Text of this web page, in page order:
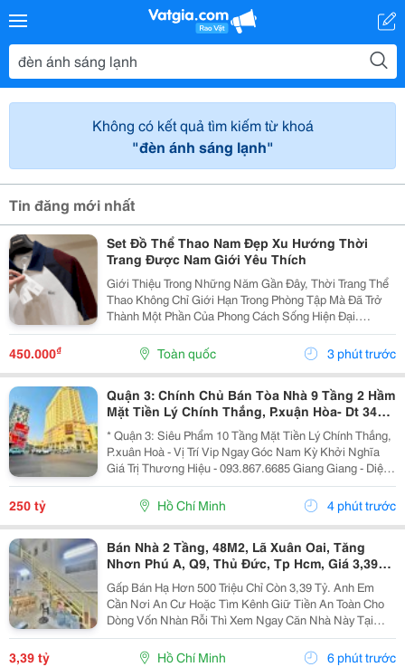
Không có kết quả tìm kiếm từ khoá
"đèn ánh sáng lạnh"
Tin đăng mới nhất
Set Đồ Thể Thao Nam Đẹp Xu Hướng Thời
Trang Được Nam Giới Yêu Thích
Giới Thiệu Trong Những Năm Gần Đây, Thời Trang Thể
Thao Không Chỉ Giới Hạn Trong Phòng Tập Mà Đã Trở
Thành Một Phần Của Phong Cách Sống Hiện Đại.
Những Mẫu Set Đồ Thể Thao Nam Đẹp Được Nhiều
Nam Giới Lựa Chọn Bởi Sự Kết Hợp Hài Hòa Giữa Tính
Thẩm...
450.000₫ Toàn quốc 3 phút trước
Quận 3: Chính Chủ Bán Tòa Nhà 9 Tầng 2 Hầm
Mặt Tiền Lý Chính Thắng, P.xuận Hòa- Dt 34M2
Ngang 9,3M*47M- Đang Khai Thác Vp Cty- Vị
Trí Siêu
* Quận 3: Siêu Phẩm 10 Tầng Mặt Tiền Lý Chính Thắng,
P.xuân Hoà - Vị Trí Vip Ngay Góc Nam Kỳ Khởi Nghĩa
Giá Trị Thương Hiệu - 093.867.6685 Giang Giang - Diện
Tích: 333,3M2 - Ngang 4,1M Nở Hậu 9,3M * 47M. - Kết
Cấu: 2 Hầm - 8 Tầng - Sân Thượng -...
250 tỷ Hồ Chí Minh 4 phút trước
Bán Nhà 2 Tầng, 48M2, Lã Xuân Oai, Tăng
Nhơn Phú A, Q9, Thủ Đức, Tp Hcm, Giá 3,39
Tỷ.
Gấp Bán Hạ Hơn 500 Triệu Chỉ Còn 3,39 Tỷ. Anh Em
Cần Nơi An Cư Hoặc Tìm Kênh Giữ Tiền An Toàn Cho
Dòng Vốn Nhàn Rỗi Thì Xem Ngay Căn Nhà Này Tại
Đường Lã Xuân Oai, Phường Tăng Nhơn Phú A, Quận
9. Tp Hcm. Diện Tích Đất 48M2, Kích Thước 3.7M X...
3,39 tỷ Hồ Chí Minh 6 phút trước